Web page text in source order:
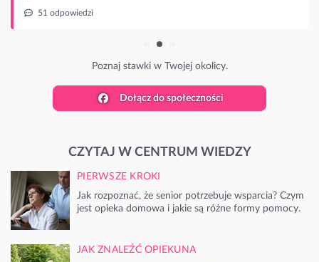
51 odpowiedzi
Poznaj stawki w Twojej okolicy.
Dołącz do społeczności
CZYTAJ W CENTRUM WIEDZY
PIERWSZE KROKI
Jak rozpoznać, że senior potrzebuje wsparcia? Czym
jest opieka domowa i jakie są różne formy pomocy.
JAK ZNALEŹĆ OPIEKUNA